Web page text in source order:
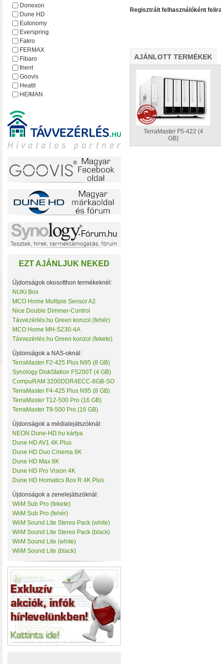
Regisztrált felhasználóként
AJÁNLOTT TERMÉKEK
TerraMaster F5-422 (4
GB)
Donexon
Dune HD
Eutonomy
Everspring
Fakro
FERMAX
Fibaro
frient
Goovis
Heatit
HEIMAN
iEAST
Imperial
Incipio
Lejátszó.hu
Lince
Mean Well
MOHAnet
Nabu Casa
NEO
NEON
Nice
Noname
NorStone
NorthQ
Omega Optical
OWC
Philio Technology
Poly Control
Popp
Qubino
Remotec
Seagate
Sensative
Shelly
Silicon Labs
Silicon Power
Skydigital
SmartWise
Sonnet
Synology
Targus
Távvezérlés.hu
Tenda
TerraMaster
ThirdReality
TKB Home
Twelve South
Ubiquiti
UPS Power
Vision Security
WD
WiiM
Y-Cam
Z-Wave.Me
Zipato
EZT AJÁNLJUK NEKED
Újdonságok okosotthon termékeknél:
NUKI Box
MCO Home Multiple Sensor A2
Nice Double Dimmer-Control
Távvezérlés.hu Green konzol (fehér)
MCO Home MH-S230-4A
Távvezérlés.hu Green konzol (fekete)
Újdonságok a NAS-oknál:
TerraMaster F2-425 Plus N95 (8 GB)
Synology DiskStation FS200T (4 GB)
CompuRAM 3200DDR4ECC-8GB-SO
TerraMaster F4-425 Plus N95 (8 GB)
TerraMaster T12-500 Pro (16 GB)
TerraMaster T9-500 Pro (16 GB)
Újdonságok a médialejátszóknál:
NEON Dune-HD.hu kártya
Dune HD AV1 4K Plus
Dune HD Duo Cinema 8K
Dune HD Max 8K
Dune HD Pro Vision 4K
Dune HD Homatics Box R 4K Plus
Újdonságok a zenelejátszóknál:
WiiM Sub Pro (fekete)
WiiM Sub Pro (fehér)
WiiM Sound Lite Stereo Pack (white)
WiiM Sound Lite Stereo Pack (black)
WiiM Sound Lite (white)
WiiM Sound Lite (black)